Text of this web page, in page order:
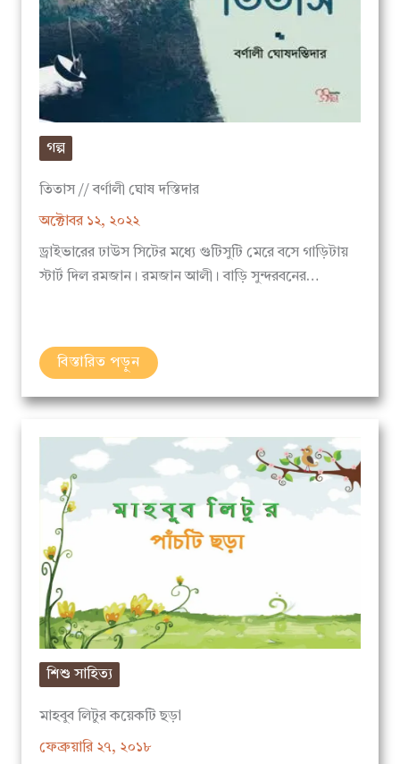
গল্প
অক্টোবর ১২, ২০২২
ড্রাইভারের ঢাউস সিটের মধ্যে গুটিসুটি মেরে বসে গাড়িটায়
স্টার্ট দিল রমজান। রমজান আলী। বাড়ি সুন্দরবনের…
শিশু সাহিত্য
ফেব্রুয়ারি ২৭, ২০১৮
অফুরন্ত তাই বাঙলা ভাষা চোখের মণি সে তো মায়ের দান